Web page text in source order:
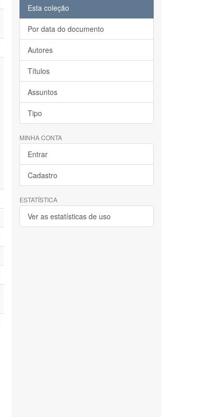
Esta coleção
Por data do documento
Autores
Títulos
Assuntos
Tipo
MINHA CONTA
Entrar
Cadastro
ESTATÍSTICA
Ver as estatísticas de uso